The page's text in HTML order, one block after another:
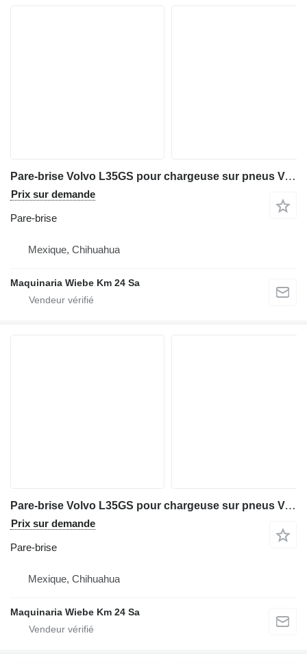
Pare-brise Volvo L35GS pour chargeuse sur pneus Volvo L35GS
Prix sur demande
Pare-brise
Mexique, Chihuahua
Maquinaria Wiebe Km 24 Sa
Pare-brise Volvo L35GS pour chargeuse sur pneus Volvo L35GS
Prix sur demande
Pare-brise
Mexique, Chihuahua
Maquinaria Wiebe Km 24 Sa